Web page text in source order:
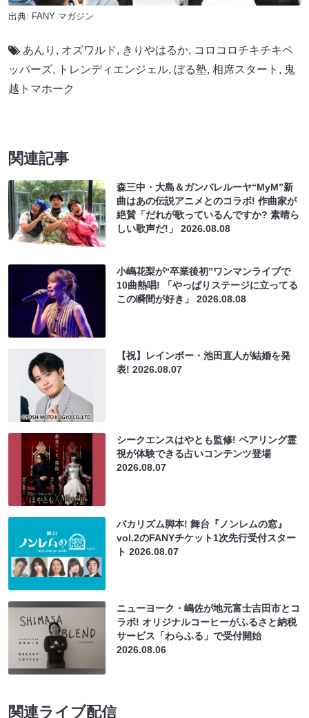
出典: FANY マガジン
あんり , オズワルド, きりやはるか, コロコロチキチキペ
ッパーズ, トレンディエンジェル, ぼる塾, 相席スタート , 鬼
越トマホーク
関連記事
森三中・大島＆ガンバレルーヤ“MyM”新
曲はあの伝説アニメとのコラボ! 作曲家が
絶賛「だれが歌っているんですか? 素晴ら
しい歌声だ!」2026.08.08
小嶋花梨が“卒業後初”ワンマンライブで
10曲熱唱! 「やっぱりステージに立ってる
この瞬間が好き」2026.08.08
【祝】レインボー・池田直人が結婚を発
表!2026.08.07
シークエンスはやとも監修! ペアリング霊
視が体験できる占いコンテンツ登場
2026.08.07
バカリズム脚本! 舞台『ノンレムの窓』
vol.2のFANYチケット1次先行受付スター
ト2026.08.07
ニューヨーク・嶋佐が地元富士吉田市とコ
ラボ! オリジナルコーヒーがふるさと納税
サービス「わらふる」で受付開始
2026.08.06
関連ライブ配信